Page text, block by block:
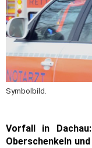
Symbolbild.
Vorfall in
Oberschenkeln